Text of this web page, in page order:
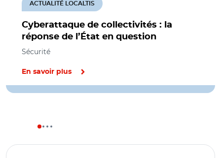
Cyberattaque de collectivités : la
réponse de l’État en question
ACTUALITÉ LOCALTIS
Sécurité
En savoir plus